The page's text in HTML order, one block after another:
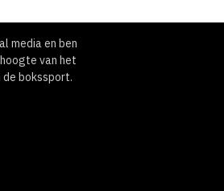
media en ben
van het
bokssport.